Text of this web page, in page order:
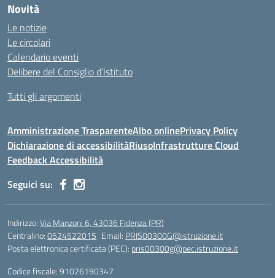
Novità
Le notizie
Le circolari
Calendario eventi
Delibere del Consiglio d’Istituto
Tutti gli argomenti
Amministrazione TrasparenteAlbo onlinePrivacy Policy
Dichiarazione di accessibilitàRiusoInfrastrutture Cloud
Feedback Accessibilità
Seguici su:
Indirizzo:Via Manzoni 6, 43036 Fidenza (PR)
Centralino:0524522015 Email: PRIS00300G@istruzione.it
Posta elettronica certificata (PEC): pris00300g@pec.istruzione.it
Codice fiscale: 91026190347